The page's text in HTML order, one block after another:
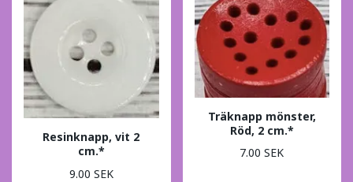
Resinknapp, vit 2
cm.*
9.00 SEK
Träknapp mönster,
Röd, 2 cm.*
7.00 SEK